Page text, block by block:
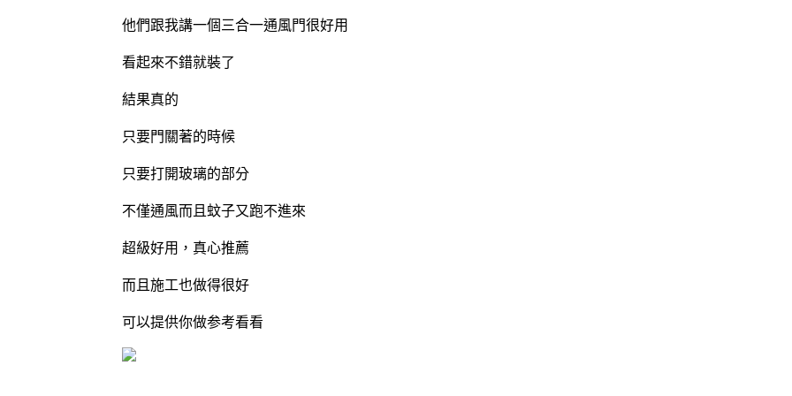
他們跟我講一個三合一通風門很好用
看起來不錯就裝了
結果真的
只要門關著的時候
只要打開玻璃的部分
不僅通風而且蚊子又跑不進來
超級好用，真心推薦
而且施工也做得很好
可以提供你做参考看看